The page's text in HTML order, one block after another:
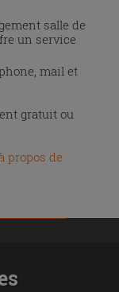
salle de
un service
mail et
gratuit ou
à propos de